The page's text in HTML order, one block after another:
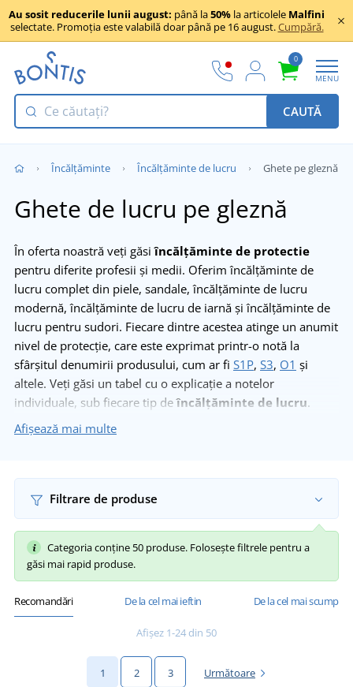
Au sosit reducerile lunii august: până la50% la articolele Malfini
selectate. Promoția este valabilă doar până pe 16 august.Cumpără.
0
MENU
CAUTĂ
Încălţăminte Încălțăminte de lucru Ghete pe gleznă
Ghete de lucru pe gleznă
În oferta noastră veți găsiîncălțăminte de protectie
pentru diferite profesii și medii. Oferim încălțăminte de
lucru complet din piele, sandale, încălțăminte de lucru
modernă, încălțăminte de lucru de iarnă și încălțăminte de
lucru pentru sudori. Fiecare dintre acestea atinge un anumit
nivel de protecție, care este exprimat printr-o notă la
sfârșitul denumirii produsului, cum ar fi S1P, S3, O1 și
altele. Veți găsi un tabel cu o explicație a notelor
individuale, sub fiecare tip deîncălțăminte de lucru.
Alegeți întotdeauna încălțăminte care vă va proteja cu
siguranță împotriva rănirii.
Afișează mai multe
Filtrare de produse
Categoria conține 50 produse. Folosește filtrele pentru a
găsi mai rapid produse.
Recomandări De la cel mai ieftin De la cel mai scump
Afișez 1-24 din 50
1 2 3 Următoare